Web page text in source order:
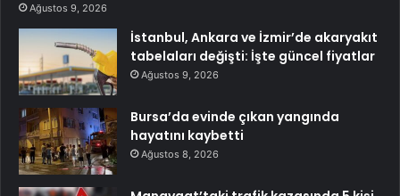
Ağustos 9, 2026
İstanbul, Ankara ve İzmir’de akaryakıt
tabelaları değişti: İşte güncel fiyatlar
Ağustos 9, 2026
Bursa’da evinde çıkan yangında
hayatını kaybetti
Ağustos 8, 2026